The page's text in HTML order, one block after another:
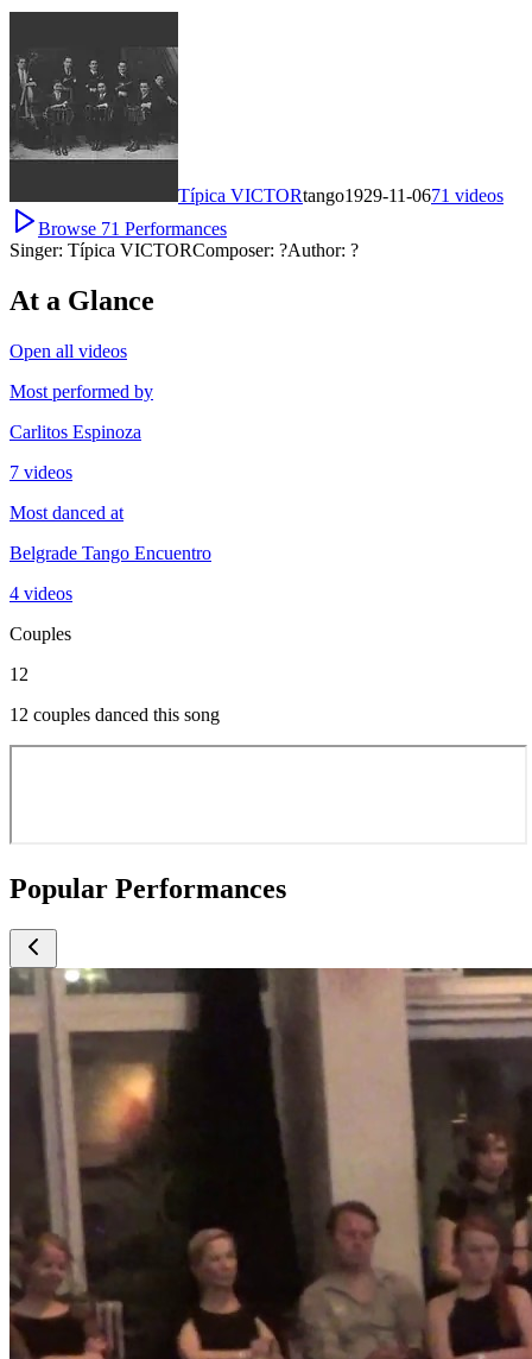
Típica VICTORtango1929-11-0671 videos
Browse 71 Performances
Singer: Típica VICTORComposer: ?Author: ?
At a Glance
Open all videos
Most performed by
Carlitos Espinoza
7 videos
Most danced at
Belgrade Tango Encuentro
4 videos
Couples
12
12 couples danced this song
Popular Performances